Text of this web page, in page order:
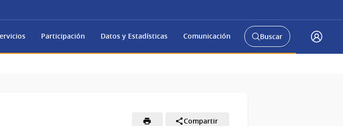
Participación Datos y Estadísticas Comunicación
Abrir
buscador
Buscar
Acceso
Compartir